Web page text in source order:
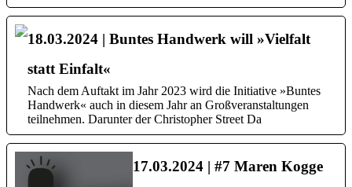
18.03.2024 | Buntes Handwerk will »Vielfalt
statt Einfalt«
Nach dem Auftakt im Jahr 2023 wird die Initiative »Buntes
Handwerk« auch in diesem Jahr an Großveranstaltungen
teilnehmen. Darunter der Christopher Street Da
17.03.2024 | #7 Maren Kogge